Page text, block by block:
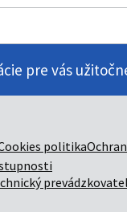
pre vás
politika